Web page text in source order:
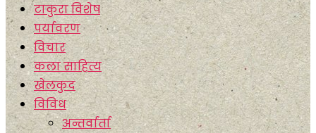
टाकुरा विशेष
पर्यावरण
विचार
कला साहित्य
खेलकुद
विविध
अन्तर्वार्ता